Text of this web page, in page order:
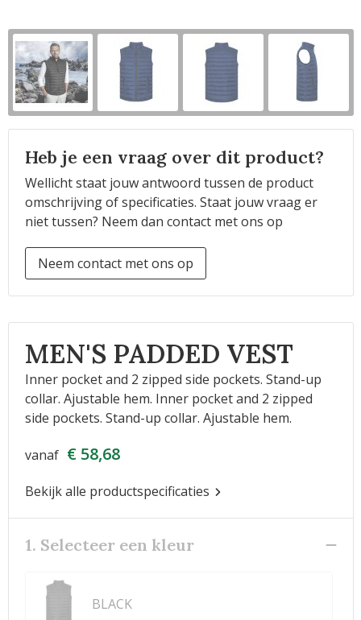
Heb je een vraag over dit product?
Wellicht staat jouw antwoord tussen de product
omschrijving of specificaties. Staat jouw vraag er
niet tussen? Neem dan contact met ons op
Neem contact met ons op
MEN'S PADDED VEST
Inner pocket and 2 zipped side pockets. Stand-up
collar. Ajustable hem. Inner pocket and 2 zipped
side pockets. Stand-up collar. Ajustable hem.
vanaf € 58,68
Bekijk alle productspecificaties
1. Selecteer een kleur
BLACK